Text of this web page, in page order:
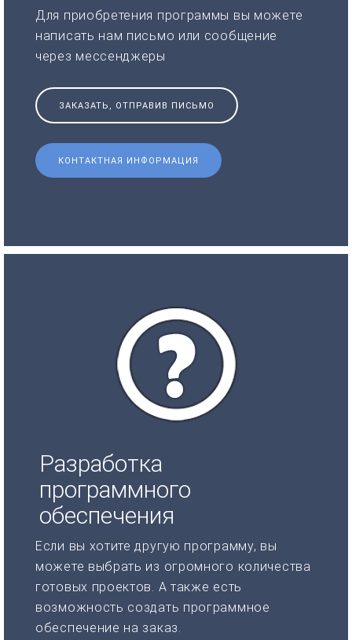
Для приобретения программы вы можете
написать нам письмо или сообщение
через мессенджеры
ЗАКАЗАТЬ, ОТПРАВИВ ПИСЬМО
КОНТАКТНАЯ ИНФОРМАЦИЯ
Разработка
программного
обеспечения
Если вы хотите другую программу, вы
можете выбрать из огромного количества
готовых проектов. А также есть
возможность создать программное
обеспечение на заказ.